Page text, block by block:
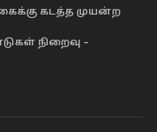
கடத்த முயன்ற
நிறைவு –